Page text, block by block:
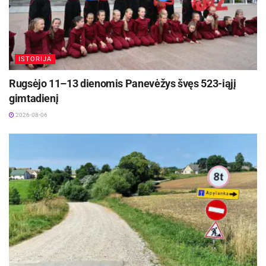
18.00 val.Alksniupių kultūros namuose
susitikimas su Radviliškio-Špajerio draugystės
klubo nariais. Koncertas.
Penktadienis (2015-08-14)
20.00 val. Žolinės gegužinė Vėriškiuose.
Penktadienis (2015-08-14)
10.00 val. Kalnelio Gražionių kultūros namuose –
Radviliškio-Špajerio draugystės klubo narių
ISTORIJA
Rugsėjo 11–13 dienomis Panevėžys švęs 523-iąjį
gimtadienį
2026-08-06